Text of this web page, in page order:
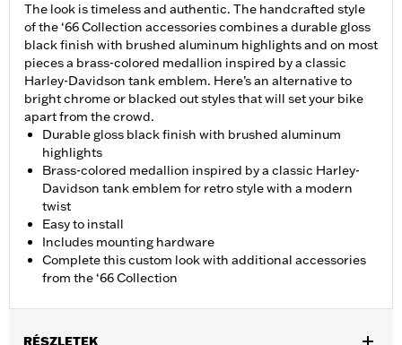
The look is timeless and authentic. The handcrafted style
of the ‘66 Collection accessories combines a durable gloss
black finish with brushed aluminum highlights and on most
pieces a brass-colored medallion inspired by a classic
Harley-Davidson tank emblem. Here’s an alternative to
bright chrome or blacked out styles that will set your bike
apart from the crowd.
Durable gloss black finish with brushed aluminum
highlights
Brass-colored medallion inspired by a classic Harley-
Davidson tank emblem for retro style with a modern
twist
Easy to install
Includes mounting hardware
Complete this custom look with additional accessories
from the ‘66 Collection
RÉSZLETEK